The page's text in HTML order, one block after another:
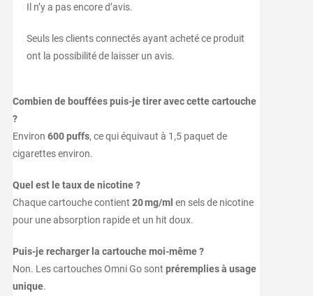
Il n’y a pas encore d’avis.
Seuls les clients connectés ayant acheté ce produit
ont la possibilité de laisser un avis.
Combien de bouffées puis-je tirer avec cette cartouche
?
Environ 600 puffs, ce qui équivaut à 1,5 paquet de
cigarettes environ.
Quel est le taux de nicotine ?
Chaque cartouche contient 20 mg/ml en sels de nicotine
pour une absorption rapide et un hit doux.
Puis-je recharger la cartouche moi-même ?
Non. Les cartouches Omni Go sont préremplies à usage
unique.